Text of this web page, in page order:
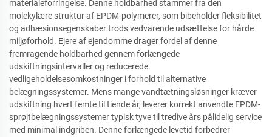
materialeforringelse. Denne holdbarhed stammer fra den
molekylære struktur af EPDM-polymerer, som bibeholder fleksibilitet
og adhæsionsegenskaber trods vedvarende udsættelse for hårde
miljøforhold. Ejere af ejendomme drager fordel af denne
fremragende holdbarhed gennem forlængede
udskiftningsintervaller og reducerede
vedligeholdelsesomkostninger i forhold til alternative
belægningssystemer. Mens mange vandtætningsløsninger kræver
udskiftning hvert femte til tiende år, leverer korrekt anvendte EPDM-
sprøjtbelægningssystemer typisk tyve til tredive års pålidelig service
med minimal indgriben. Denne forlængede levetid forbedrer